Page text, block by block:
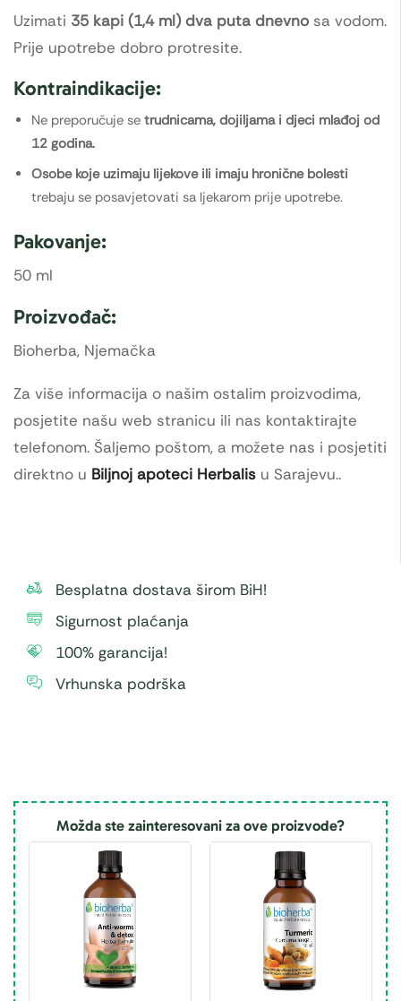
Uzimati 35 kapi (1,4 ml) dva puta dnevno sa vodom.
Prije upotrebe dobro protresite.
Kontraindikacije:
Ne preporučuje se trudnicama, dojiljama i djeci mlađoj od
12 godina.
Osobe koje uzimaju lijekove ili imaju hronične bolesti
trebaju se posavjetovati sa ljekarom prije upotrebe.
Pakovanje:
50 ml
Proizvođač:
Bioherba, Njemačka
Za više informacija o našim ostalim proizvodima,
posjetite našu web stranicu ili nas kontaktirajte
telefonom. Šaljemo poštom, a možete nas i posjetiti
direktno u Biljnoj apoteci Herbalis u Sarajevu..
Besplatna dostava širom BiH!
Sigurnost plaćanja
100% garancija!
Vrhunska podrška
Možda ste zainteresovani za ove proizvode?